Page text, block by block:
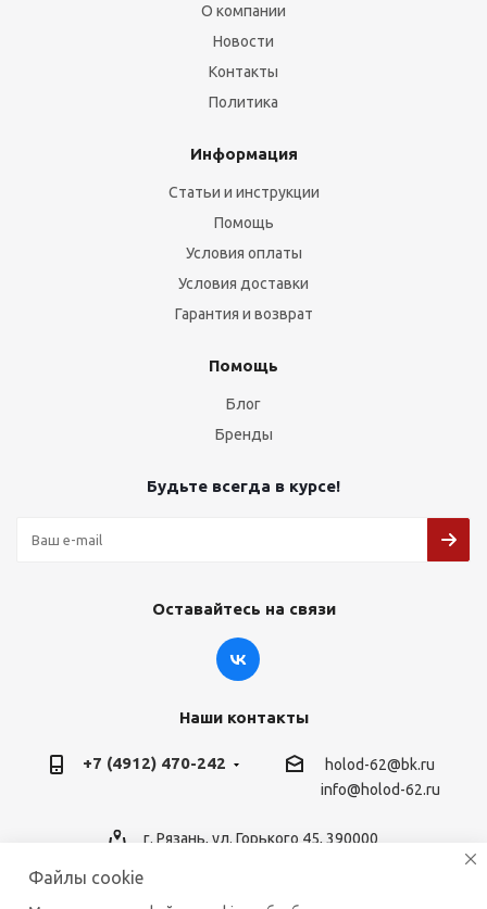
О компании
Новости
Контакты
Политика
Информация
Статьи и инструкции
Помощь
Условия оплаты
Условия доставки
Гарантия и возврат
Помощь
Блог
Бренды
Будьте всегда в курсе!
Оставайтесь на связи
Наши контакты
+7 (4912) 470-242
holod-62@bk.ru
info@holod-62.ru
г. Рязань, ул. Горького 45, 390000
Файлы cookie